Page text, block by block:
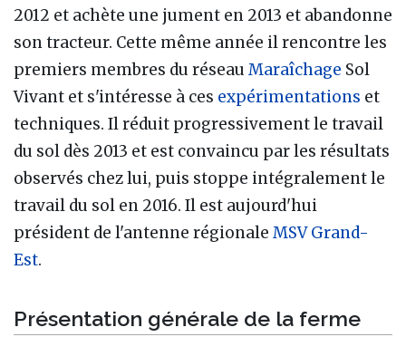
2012 et achète une jument en 2013 et abandonne
son tracteur. Cette même année il rencontre les
premiers membres du réseau Maraîchage Sol
Vivant et s'intéresse à ces expérimentations et
techniques. Il réduit progressivement le travail
du sol dès 2013 et est convaincu par les résultats
observés chez lui, puis stoppe intégralement le
travail du sol en 2016. Il est aujourd'hui
président de l'antenne régionale MSV Grand-
Est.
Présentation générale de la ferme